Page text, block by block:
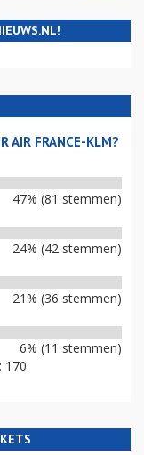
AIR FRANCE-KLM?
47% (81 stemmen)
24% (42 stemmen)
21% (36 stemmen)
6% (11 stemmen)
170